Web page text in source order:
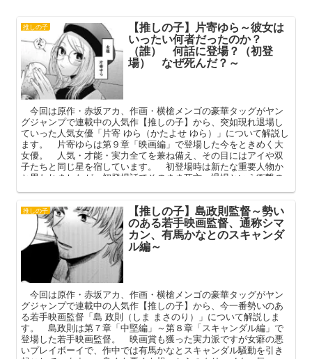
推しの子 【推しの子】片寄ゆら～彼女は
いったい何者だったのか？
（誰） 何話に登場？（初登
場） なぜ死んだ？～
今回は原作・赤坂アカ、作画・横槍メンゴの豪華タッグがヤン
グジャンプで連載中の人気作【推しの子】から、突如現れ退場し
ていった人気女優「片寄 ゆら（かたよせ ゆら）」について解説し
ます。 片寄ゆらは第９章「映画編」で登場した今をときめく大
女優。 人気・才能・実力全てを兼ね備え、その目にはアイや双
子たちと同じ星を宿しています。 初登場時は新たな重要人物か
と思われましたが、初登場話でそのまま死亡・退場という衝撃の
いります。
推しの子 【推しの子】島政則監督～勢い
のある若手映画監督、通称シマ
カン、有馬かなとのスキャンダ
ル編～
今回は原作・赤坂アカ、作画・横槍メンゴの豪華タッグがヤン
グジャンプで連載中の人気作【推しの子】から、今一番勢いのあ
る若手映画監督「島 政則（しま まさのり）」について解説しま
す。 島政則は第７章「中堅編」～第８章「スキャンダル編」で
登場した若手映画監督。 映画賞も獲った実力派ですが女癖の悪
いプレイボーイで、作中では有馬かなとスキャンダル騒動を引き